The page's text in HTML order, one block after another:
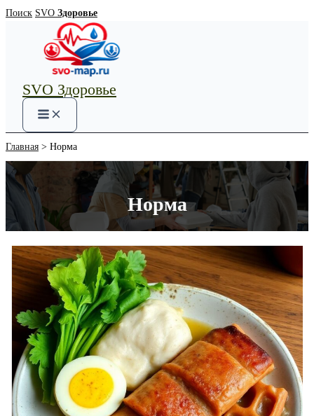
Перейти
содержимому
Поиск SVO Здоровье
SVO Здоровье
Main
Menu
Главная Норма
Норма